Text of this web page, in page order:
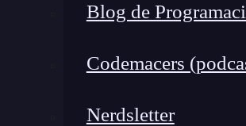
Blog de
Codemacers
Nerdsletter